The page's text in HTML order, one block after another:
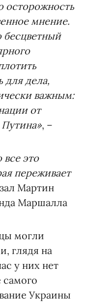
осторожность
мнение.
бесцветный
для дела,
важным:
от
, –
все это
переживает
Мартин
Маршалла
могли
глядя на
у них нет
Украины